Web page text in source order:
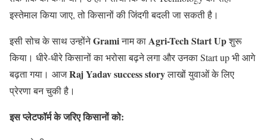
इस्तेमाल किया जाए, तो किसानों की जिंदगी बदली जा सकती है।
इसी सोच के साथ उन्होंनेGramiनाम काAgri-TechStart Upशुरू
किया। धीरे-धीरे किसानों का भरोसा बढ़ने लगा और उनका Start up भी आगे
बढ़ता गया। आजRaj Yadav success storyलाखों युवाओं के लिए
प्रेरणा बन चुकी है।
इस प्लेटफॉर्म के जरिए किसानों को: